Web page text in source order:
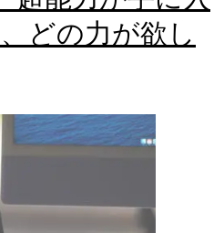
どの力が欲し